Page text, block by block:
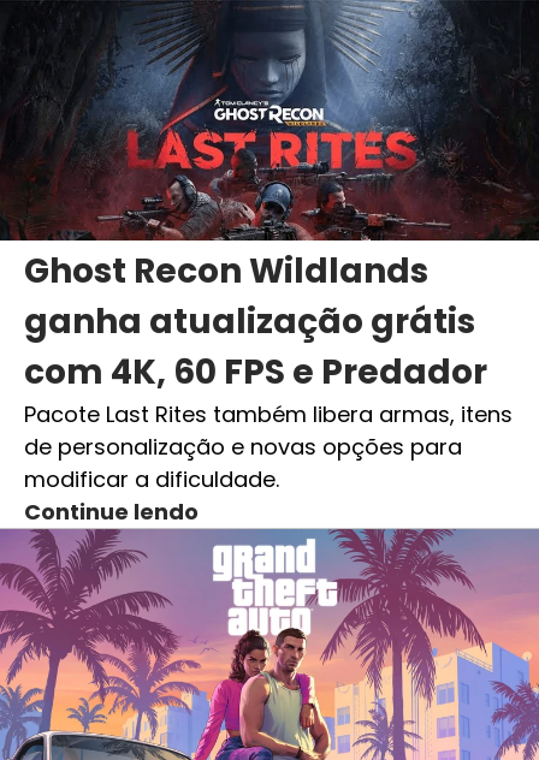
Ghost Recon Wildlands
ganha atualização grátis
com 4K, 60 FPS e Predador
Pacote Last Rites também libera armas, itens
de personalização e novas opções para
modificar a dificuldade.
Continue lendo